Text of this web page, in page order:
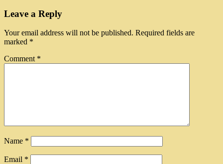
Leave a Reply
Your email address will not be published. Required fields are
marked *
Comment *
Name *
Email *